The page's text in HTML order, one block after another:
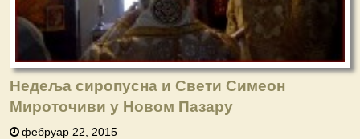
Недеља сиропусна и Свети Симеон
Мироточиви у Новом Пазару
фебруар 22, 2015